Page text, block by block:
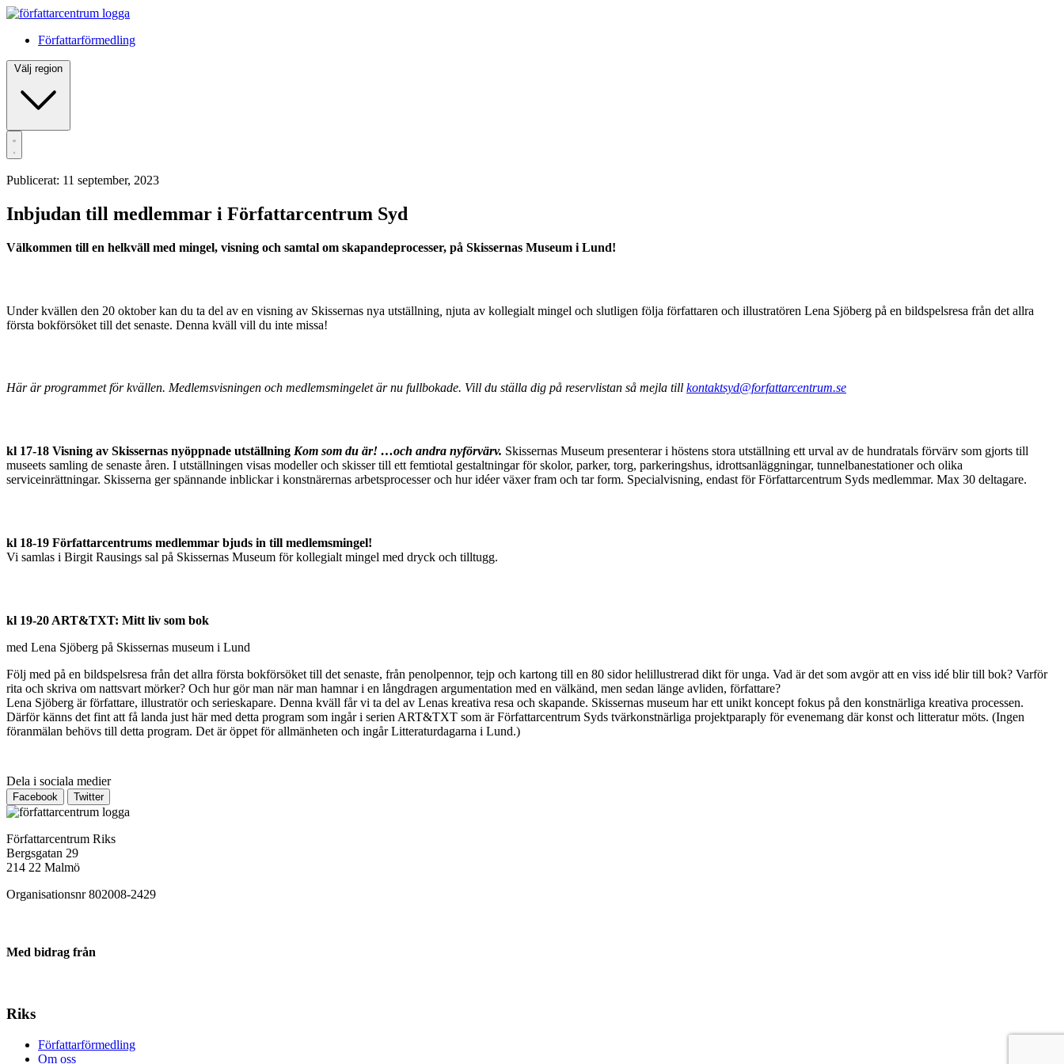
Författarförmedling
Välj region
Publicerat: 11 september, 2023
Inbjudan till medlemmar i Författarcentrum Syd
Välkommen till en helkväll med mingel, visning och samtal om skapandeprocesser, på Skissernas Museum i Lund!
Under kvällen den 20 oktober kan du ta del av en visning av Skissernas nya utställning njuta av kollegialt mingel och slutligen följa författaren och illustratören Lena Sjöberg på en bildspelsresa från det allra
första bokförsöket till det senaste. Denna kväll vill du inte missa!
Här är programmet för kvällen. Medlemsvisningen och medlemsmingelet är nu fullbokade. Vill du ställa dig på reservlistan så mejla till kontaktsyd@forfattarcentrum.se
kl 17-18 Visning av Skissernas nyöppnade utställning Kom som du är! …och andra nyförvärv. Skissernas Museum presenterar i höstens stora utställning ett urval av de hundratals förvärv som gjorts till
museets samling de senaste åren. I utställningen visas modeller och skisser till ett femtiotal gestaltningar för skolor, parker, torg, parkeringshus, idrottsanläggningar, tunnelbanestationer och olika
serviceinrättningar. Skisserna ger spännande inblickar i konstnärernas arbetsprocesser och hur idéer växer fram och tar form. Specialvisning, endast för Författarcentrum Syds medlemmar. Max 30 deltagare.
kl 18-19 Författarcentrums medlemmar bjuds in till medlemsmingel!
Vi samlas i Birgit Rausings sal på Skissernas Museum för kollegialt mingel med dryck och tilltugg.
kl 19-20 ART&TXT: Mitt liv som bok
med Lena Sjöberg på Skissernas museum i Lund
Följ med på en bildspelsresa från det allra första bokförsöket till det senaste, från penolpennor, tejp och kartong till en 80 sidor helillustrerad dikt för unga. Vad är det som avgör att en viss idé blir till bok? Varför
rita och skriva om nattsvart mörker? Och hur gör man när man hamnar i en långdragen argumentation med en välkänd, men sedan länge avliden, författare?
Lena Sjöberg är författare, illustratör och serieskapare. Denna kväll får vi ta del av Lenas kreativa resa och skapande. Skissernas museum har ett unikt koncept fokus på den konstnärliga kreativa processen.
Därför känns det fint att få landa just här med detta program som ingår i serien ART&TXT som är Författarcentrum Syds tvärkonstnärliga projektparaply för evenemang där konst och litteratur möts. (Ingen
föranmälan behövs till detta program. Det är öppet för allmänheten och ingår Litteraturdagarna i Lund.)
Dela i sociala medier
Facebook Twitter
Författarcentrum Riks
Bergsgatan 29
214 22 Malmö
Organisationsnr 802008-2429
Med bidrag från
Riks
Författarförmedling
Om oss